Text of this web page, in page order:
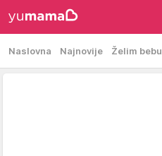
Naslovna Najnovije Želim bebu